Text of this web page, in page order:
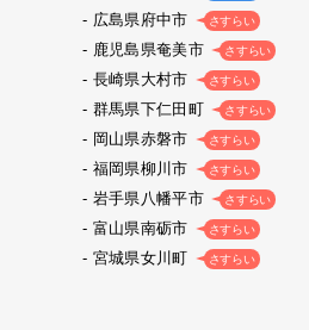
広島県府中市 さすらい
鹿児島県奄美市 さすらい
長崎県大村市 さすらい
群馬県下仁田町 さすらい
岡山県赤磐市 さすらい
福岡県柳川市 さすらい
岩手県八幡平市 さすらい
富山県南砺市 さすらい
宮城県女川町 さすらい